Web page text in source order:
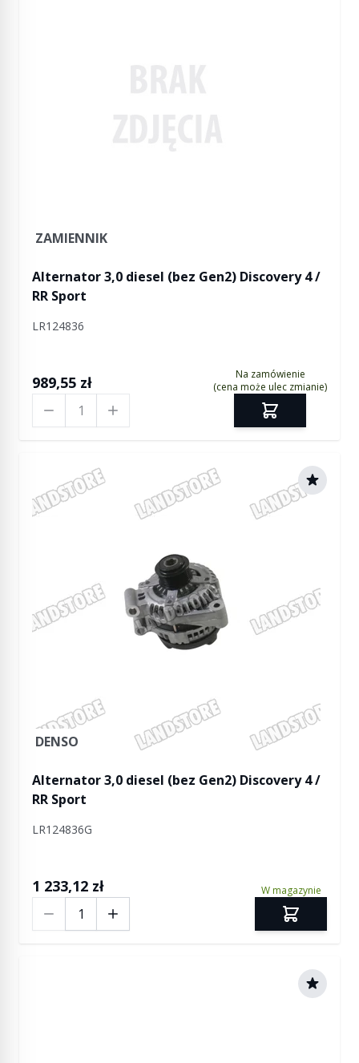
ZAMIENNIK
Alternator 3,0 diesel (bez Gen2) Discovery 4 /
RR Sport
LR124836
989,55 zł
Na zamówienie
(cena może ulec zmianie)
DENSO
Alternator 3,0 diesel (bez Gen2) Discovery 4 /
RR Sport
LR124836G
1 233,12 zł W magazynie